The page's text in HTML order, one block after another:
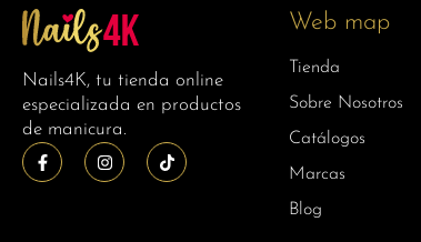
Nails4K, tu tienda online
especializada en productos
de manicura.
Web map
Tienda
Sobre Nosotros
Catálogos
Marcas
Blog